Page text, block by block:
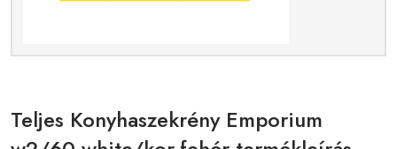
Teljes Konyhaszekrény Emporium